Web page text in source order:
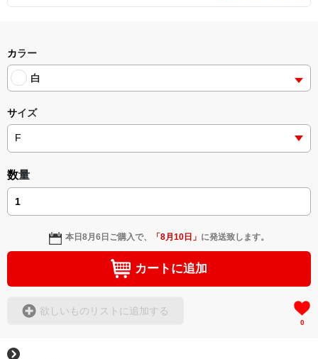
カラー
白
サイズ
数量
本日8月6日 ご購入で、 「8月10日 」 に発送致します。
カートに追加
欲しいものリストに追加する
0